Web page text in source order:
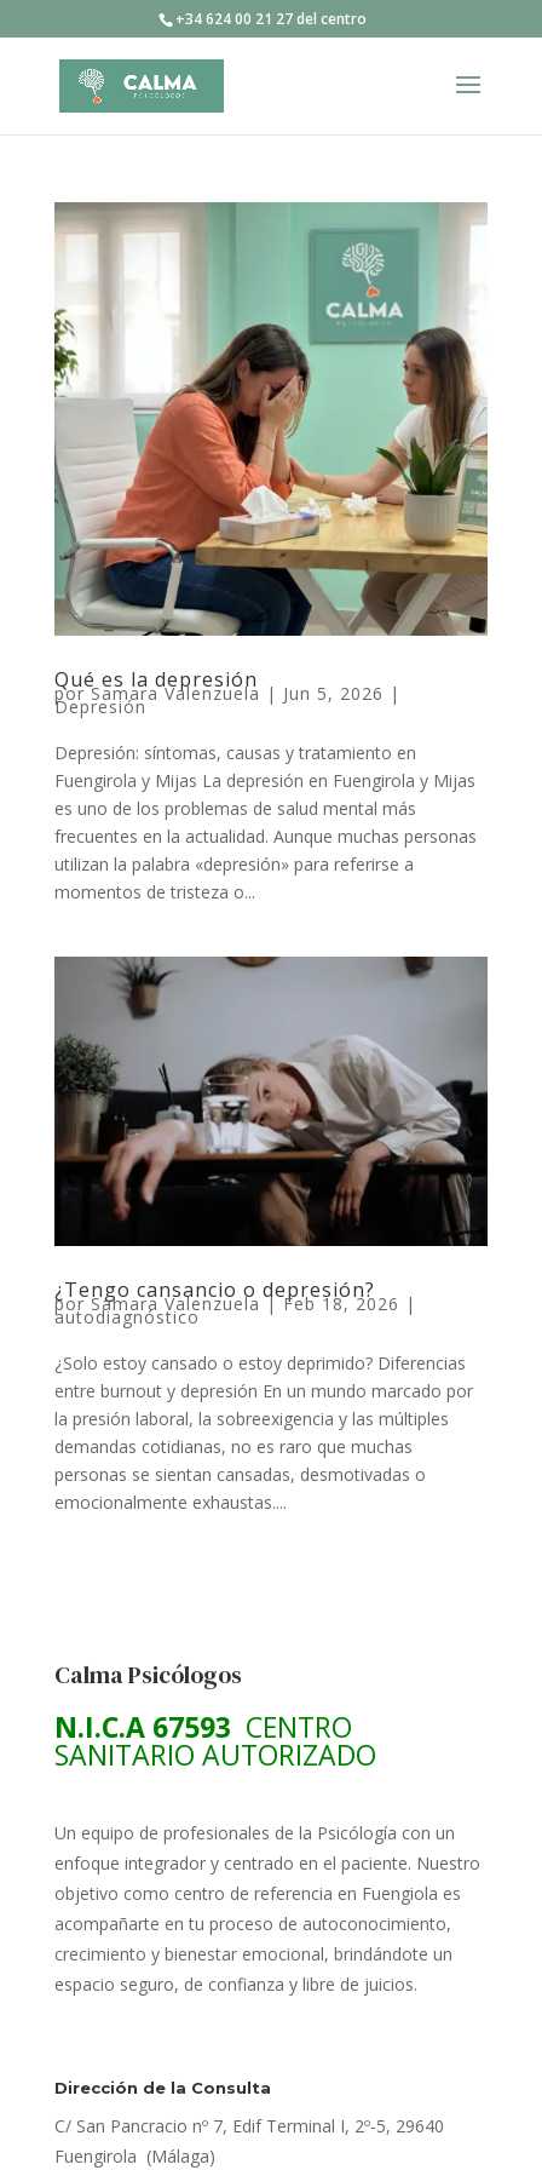
+34 624 00 21 27 del centro
Qué es la depresión
porSamara Valenzuela | Jun 5, 2026 |
Depresión
Depresión: síntomas, causas y tratamiento en
Fuengirola y Mijas La depresión en Fuengirola y Mijas
es uno de los problemas de salud mental más
frecuentes en la actualidad. Aunque muchas personas
utilizan la palabra «depresión» para referirse a
momentos de tristeza o...
¿Tengo cansancio o depresión?
porSamara Valenzuela |Feb 18, 2026 |
autodiagnóstico
¿Solo estoy cansado o estoy deprimido? Diferencias
entre burnout y depresión En un mundo marcado por
la presión laboral, la sobreexigencia y las múltiples
demandas cotidianas, no es raro que muchas
personas se sientan cansadas, desmotivadas o
emocionalmente exhaustas....
Calma Psicólogos
N.I.C.A 67593 CENTRO
SANITARIO AUTORIZADO
Un equipo de profesionales de la Psicólogía con un
enfoque integrador y centrado en el paciente. Nuestro
objetivo como centro de referencia en Fuengiola es
acompañarte en tu proceso de autoconocimiento,
crecimiento y bienestar emocional, brindándote un
espacio seguro, de confianza y libre de juicios.
Dirección de la Consulta
C/ San Pancracio nº 7, Edif Terminal I, 2º-5, 29640
Fuengirola (Málaga)